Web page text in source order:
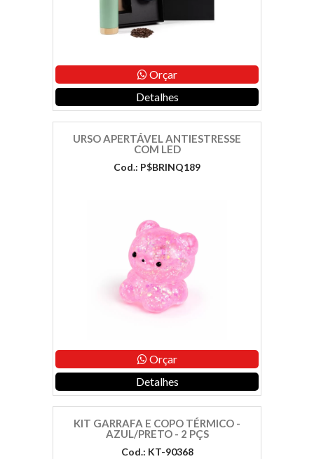
Orçar
Detalhes
URSO APERTÁVEL ANTIESTRESSE
COM LED
Cod.: P$BRINQ189
Orçar
Detalhes
KIT GARRAFA E COPO TÉRMICO -
AZUL/PRETO - 2 PÇS
Cod.: KT-90368